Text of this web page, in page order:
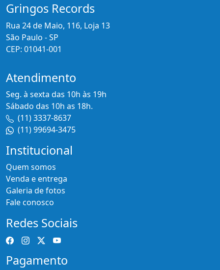
Gringos Records
Rua 24 de Maio, 116, Loja 13
São Paulo - SP
CEP: 01041-001
Atendimento
Seg. à sexta das 10h às 19h
Sábado das 10h as 18h.
(11) 3337-8637
(11) 99694-3475
Institucional
Quem somos
Venda e entrega
Galeria de fotos
Fale conosco
Redes Sociais
Pagamento